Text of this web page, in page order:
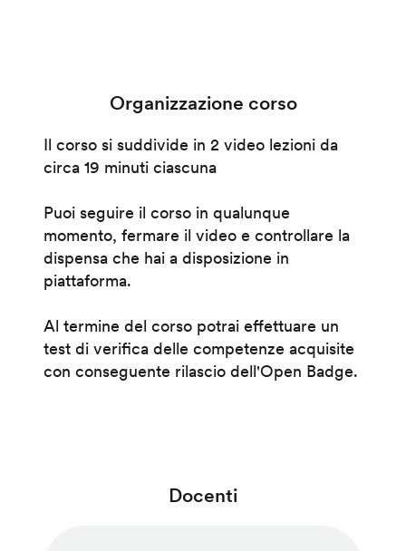
Organizzazione corso
Il corso si suddivide in 2 video lezioni da
circa 19 minuti ciascuna
Puoi seguire il corso in qualunque
momento, fermare il video e controllare la
dispensa che hai a disposizione in
piattaforma.
Al termine del corso potrai effettuare un
test di verifica delle competenze acquisite
con conseguente rilascio dell'Open Badge.
Docenti